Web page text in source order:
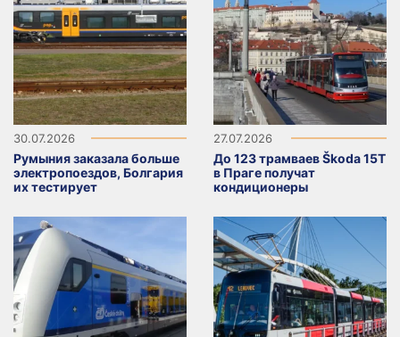
30.07.2026
Румыния заказала больше
электропоездов, Болгария
их тестирует
27.07.2026
До 123 трамваев Škoda 15T
в Праге получат
кондиционеры